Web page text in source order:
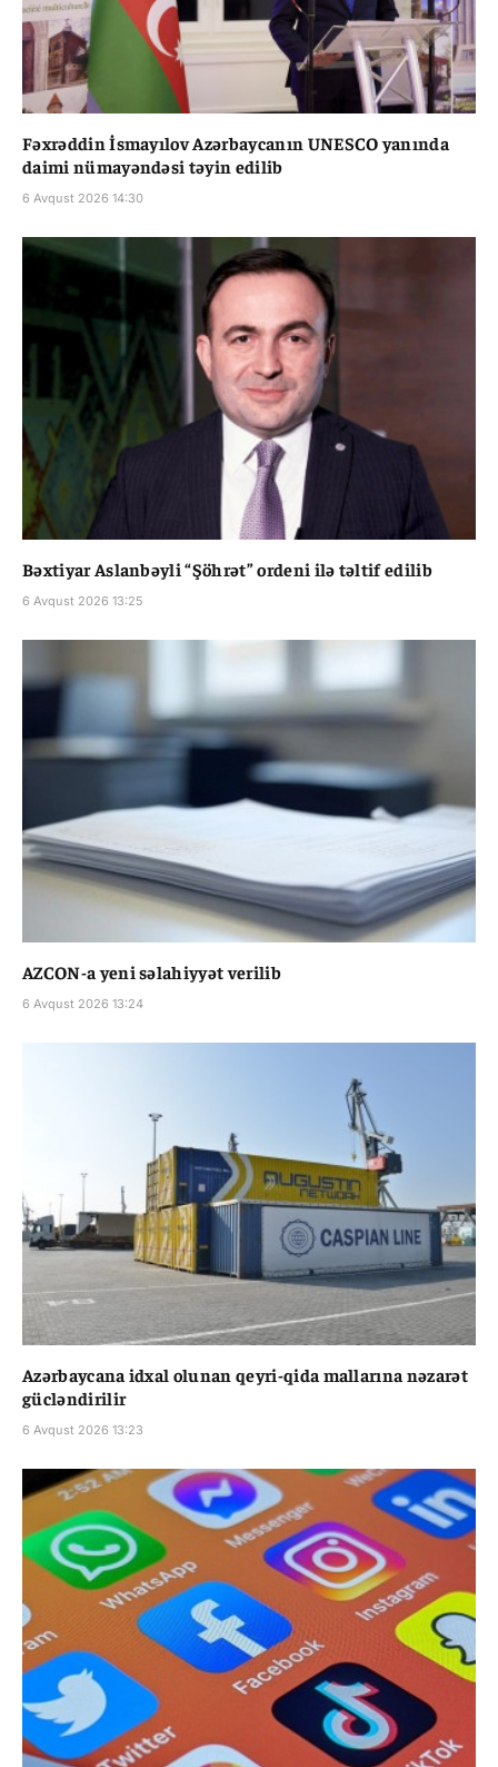
Fəxrəddin İsmayılov Azərbaycanın UNESCO yanında
daimi nümayəndəsi təyin edilib
6 Avqust 2026 14:30
Bəxtiyar Aslanbəyli “Şöhrət” ordeni ilə təltif edilib
6 Avqust 2026 13:25
AZCON-a yeni səlahiyyət verilib
6 Avqust 2026 13:24
Azərbaycana idxal olunan qeyri-qida mallarına nəzarət
gücləndirilir
6 Avqust 2026 13:23